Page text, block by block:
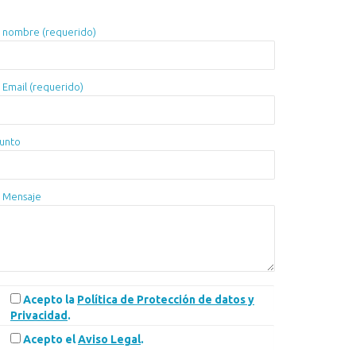
nombre (requerido)
Email (requerido)
Mensaje
Acepto la Política de Protección de datos y
Privacidad .
Acepto elAviso Legal.